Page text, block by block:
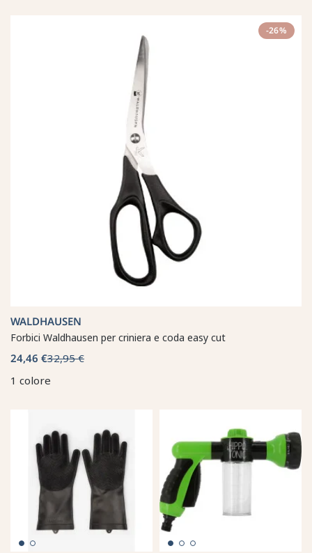
-26%
WALDHAUSEN
Forbici Waldhausen per criniera e coda easy cut
24,46 €32,95 €
1 colore